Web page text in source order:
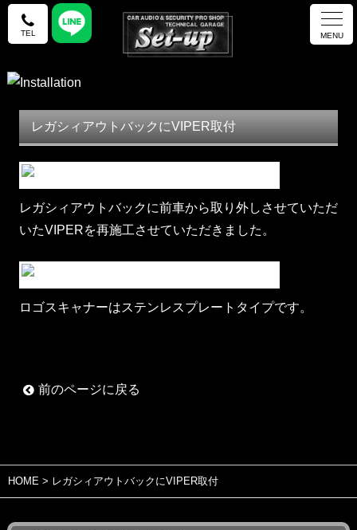
TEL MENU
レガシィアウトバックにVIPER取付
レガシィアウトバックに前車から取り外しさせていただ
いたVIPERを再施工させていただきました。
ロゴスキャナーはステンレスプレートタイプです。
前のページに戻る
HOME > レガシィアウトバックにVIPER取付